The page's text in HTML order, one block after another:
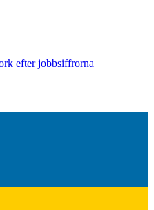
efter jobbsiffrorna